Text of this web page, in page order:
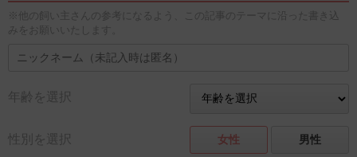
※他の飼い主さんの参考になるよう、この記事のテーマに沿った書き込
みをお願いいたします。
年齢を選択
性別を選択 女性 男性